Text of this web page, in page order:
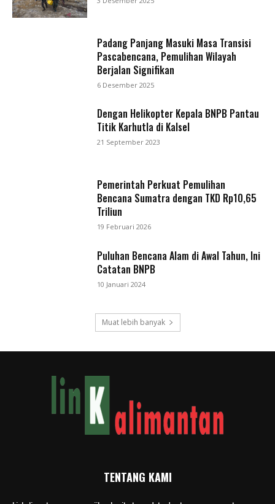
Padang Panjang Masuki Masa Transisi
Pascabencana, Pemulihan Wilayah
Berjalan Signifikan
6 Desember 2025
Dengan Helikopter Kepala BNPB Pantau
Titik Karhutla di Kalsel
21 September 2023
Pemerintah Perkuat Pemulihan
Bencana Sumatra dengan TKD Rp10,65
Triliun
19 Februari 2026
Puluhan Bencana Alam di Awal Tahun, Ini
Catatan BNPB
10 Januari 2024
Muat lebih banyak
TENTANG KAMI